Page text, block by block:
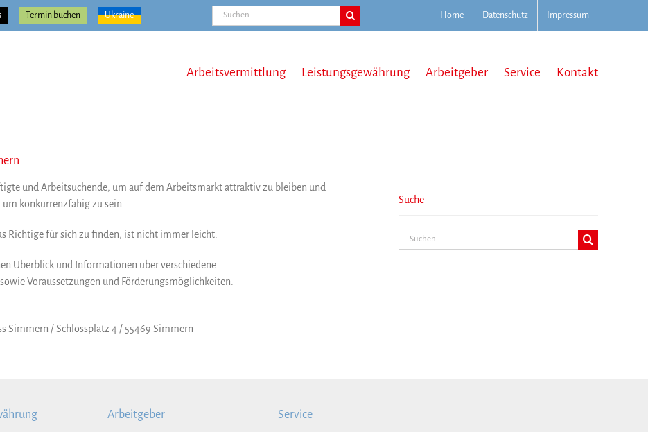
Termin buchen Ukraine
Suche
nach:
Home Datenschutz Impressum
Arbeitsvermittlung Leistungsgewährung Arbeitgeber Service Kontakt
und Arbeitsuchende, um auf dem Arbeitsmarkt attraktiv zu bleiben und
konkurrenzfähig zu sein.
Richtige für sich zu finden, ist nicht immer leicht.
Überblick und Informationen über verschiedene
Voraussetzungen und Förderungsmöglichkeiten.
Simmern / Schlossplatz 4 / 55469 Simmern
Suche
Suche
Arbeitgeber Service